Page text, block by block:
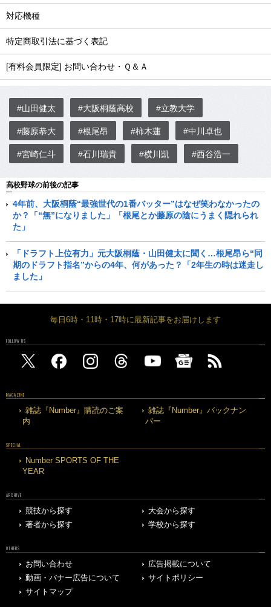
対応機種
特定商取引法に基づく表記
[有料会員限定] お問い合わせ・Ｑ＆Ａ
#山田健太 #大阪桐蔭高校 #立教大学
#藤原恭大 #根尾昂 #柿木蓮 #中川卓也
#宮崎仁斗 #石川瑞貴 #横川凱 #西谷浩一
高校野球の前後の記事
4年前、大阪桐蔭“最強世代の1番バッター”はなぜ笑わなかったの
か？「“無”になりました」「根尾とか藤原の陰にうまく隠れられ
た」
「ドラフト上位有力」元大阪桐蔭・山田健太に聞く…根尾昂ら“同
期のドラフト指名”からの4年、何があった？「2年生の時は迷走し
ました」
毎日6時・11時・17時に最新記事をお届けします
FOLLOW US
MAGAZINE
雑誌『Number』購読のご案
内
雑誌『Number』バックナン
バー
SPECIAL
Number SPORTS OF THE
YEAR
ARCHIVE
競技から探す
大会から探す
著者から探す
学校から探す
OTHERS
お問い合わせ
広告掲載について
動画・バナー広告について
サイトポリシー
サイトマップ